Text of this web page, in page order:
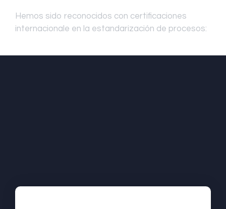
Hemos sido reconocidos con certificaciones
internacionale en la estandarización de procesos: